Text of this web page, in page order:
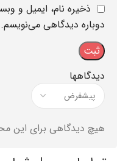
دیدگاهها
هیچ دیدگاهی برای این
ذخیره نام، ایمیل و
دوباره دیدگاهی می‌نویسم.